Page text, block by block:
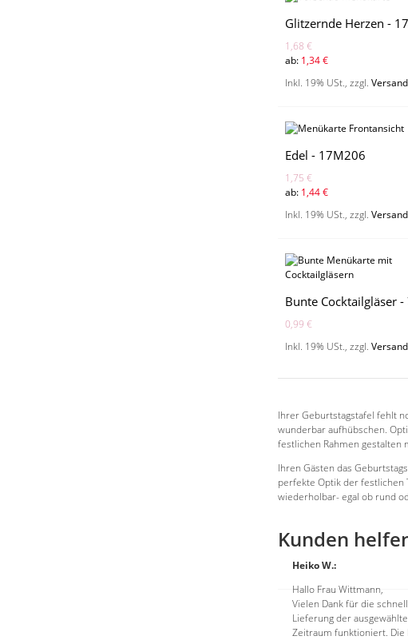
Glitzernde Herzen -
1,68 €
ab: 1,34 €
Inkl. 19% USt., zzgl.
Edel - 17M206
1,75 €
ab: 1,44 €
Inkl. 19% USt., zzgl.
Bunte Cocktailgläser -
0,99 €
Inkl. 19% USt., zzgl.
Ihrer Geburtstagstafel fehlt
wunderbar aufhübschen.
festlichen Rahmen gestalten
Ihren Gästen das
perfekte Optik der festlichen
wiederholbar- egal ob rund
Kunden
Heiko W.:
Hallo Frau Wittmann,
Vielen Dank für die
Lieferung der
Zeitraum funktioniert. Die